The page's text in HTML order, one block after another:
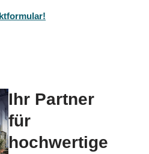
Ihr Partner
für
hochwertige